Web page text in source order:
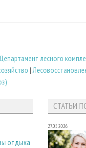
Департамент лесного
|
отдыха
СТАТЬИ
27.05.2026